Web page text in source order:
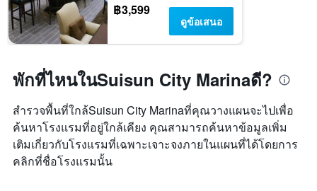
฿3,599
ดูข้อเสนอ
พักที่ไหนในSuisun City Marinaดี?
สำรวจพื้นที่ใกล้Suisun City Marinaที่คุณวางแผนจะไปเพื่อ
ค้นหาโรงแรมที่อยู่ใกล้เคียง คุณสามารถค้นหาข้อมูลเพิ่ม
เติมเกี่ยวกับโรงแรมที่เฉพาะเจาะจงภายในแผนที่ได้โดยการ
คลิกที่ชื่อโรงแรมนั้น